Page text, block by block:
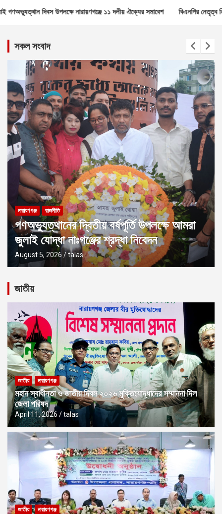
নারায়ণগঞ্জে ১১ দলীয় ঐক্যের সমাবেশ বিএনপির নেতৃত্ব নিয়ে মন্তব্য
সকল সংবাদ
নারায়ণগঞ্জ রাজনীতি
জুলাই গণঅভ্যুত্থান দিবস উপলক্ষে নারায়ণগঞ্জে
১১ দলীয় ঐক্যের সমাবেশ
August 5, 2026 talas
জাতীয়
জাতীয় নারায়ণগঞ্জ
মহান স্বাধীনতা ও জাতীয় দিবস ২০২৬ মুক্তিযোদ্ধাদের সম্মাননা দিল
জেলা পরিষদ
April 11, 2026 talas
জাতীয় নারায়ণগঞ্জ